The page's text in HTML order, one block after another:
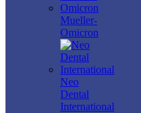
Mueller-
Omicron
Neo
Dental
International